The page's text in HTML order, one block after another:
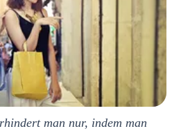
man nur, indem man